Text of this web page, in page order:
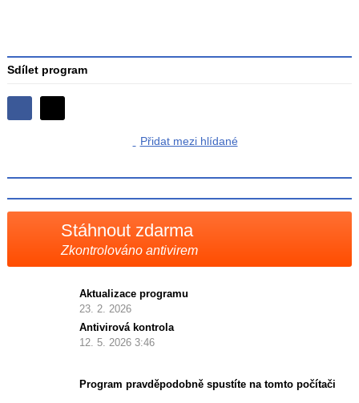
Sdílet program
Sdílejte
X
Přidat mezi hlídané
Stáhnout zdarma
Zkontrolováno antivirem
Aktualizace programu
23. 2. 2026
Antivirová kontrola
12. 5. 2026 3:46
Program pravděpodobně spustíte na tomto počítači